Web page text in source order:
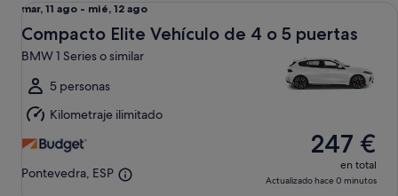
Del
mar,
11
ago
al
mié,
12
ago
mar, 11 ago - mié, 12 ago
Compacto Elite Vehículo de 4 o 5 puertas
BMW 1 Series o similar
5 personas
Kilometraje ilimitado
Pontevedra, ESP
247 €
en total
Actualizado hace 0 minutos